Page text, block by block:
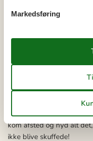
nogle af landsbyens
for at gøre netop dette.
bidrage til at styrke jeres
tættere forbindelse
store oplevelser, der
samles om
hyggelige aftener i
kom afsted og nyd alt
ikke blive skuffede!
Markedsføring